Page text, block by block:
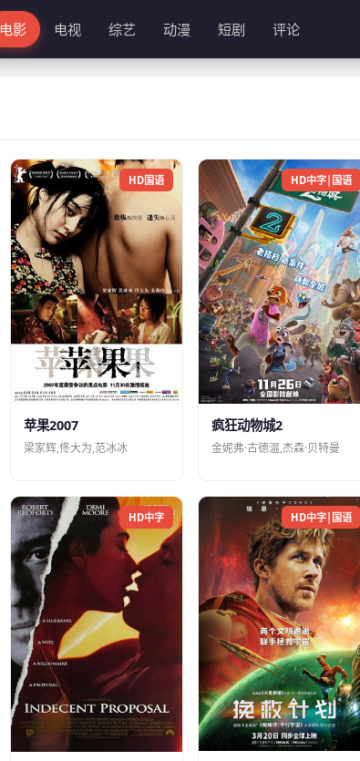
电影 电视 综艺 动漫 短剧 评论
HD国语
苹果2007
梁家辉,佟大为,范冰冰
HD中字|国语
疯狂动物城2
金妮弗·古德温,杰森·贝特曼
HD中字 HD中字|国语